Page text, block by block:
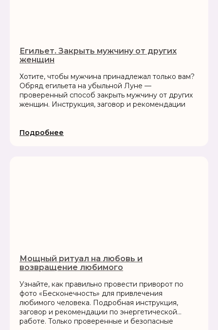
Егильет. Закрыть мужчину от других
женщин
Хотите, чтобы мужчина принадлежал только вам?
Обряд егильета на убыльной Луне —
проверенный способ закрыть мужчину от других
женщин. Инструкция, заговор и рекомендации
Подробнее
Мощный ритуал на любовь и
возвращение любимого
Узнайте, как правильно провести приворот по
фото «Бесконечность» для привлечения
любимого человека. Подробная инструкция,
заговор и рекомендации по энергетической
работе. Только проверенные и безопасные